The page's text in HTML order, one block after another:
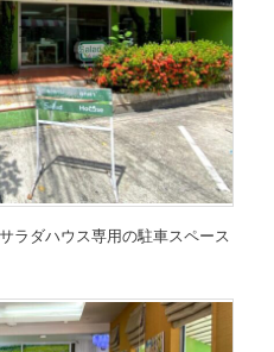
ラダハウス専用の駐車スペース